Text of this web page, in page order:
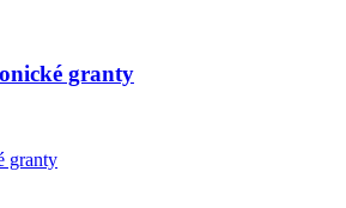
granty
granty